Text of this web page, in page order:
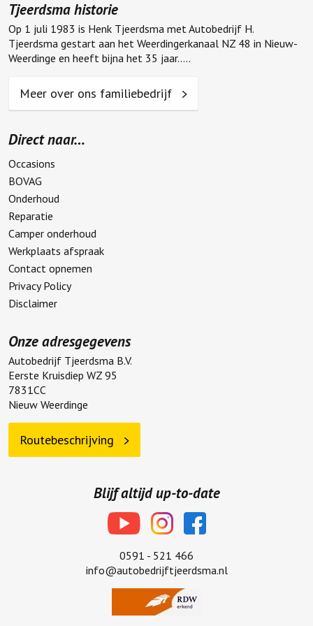
Blijf altijd up-to-date
0591 - 521 466
info@autobedrijftjeerdsma.nl
Tjeerdsma historie
Op 1 juli 1983 is Henk Tjeerdsma met Autobedrijf H.
Tjeerdsma gestart aan het Weerdingerkanaal NZ 48 in Nieuw-
Weerdinge en heeft bijna het 35 jaar.....
Meer over ons familiebedrijf
Direct naar…
Occasions
BOVAG
Onderhoud
Reparatie
Camper onderhoud
Werkplaats afspraak
Contact opnemen
Privacy Policy
Disclaimer
Onze adresgegevens
Autobedrijf Tjeerdsma B.V.
Eerste Kruisdiep WZ 95
7831CC
Nieuw Weerdinge
Routebeschrijving